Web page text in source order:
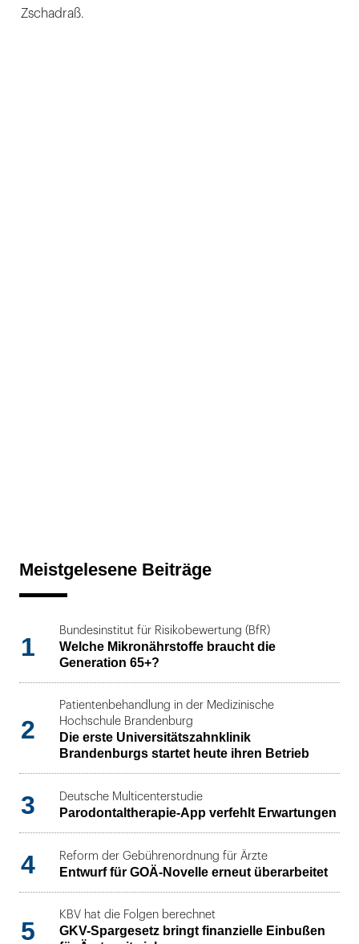
Zschadraß.
Meistgelesene Beiträge
1
Bundesinstitut für Risikobewertung (BfR)
Welche Mikronährstoffe braucht die
Generation 65+?
2
Patientenbehandlung in der Medizinische
Hochschule Brandenburg
Die erste Universitätszahnklinik
Brandenburgs startet heute ihren Betrieb
3 Deutsche Multicenterstudie
Parodontaltherapie-App verfehlt Erwartungen
4 Reform der Gebührenordnung für Ärzte
Entwurf für GOÄ-Novelle erneut überarbeitet
5
KBV hat die Folgen berechnet
GKV-Spargesetz bringt finanzielle Einbußen